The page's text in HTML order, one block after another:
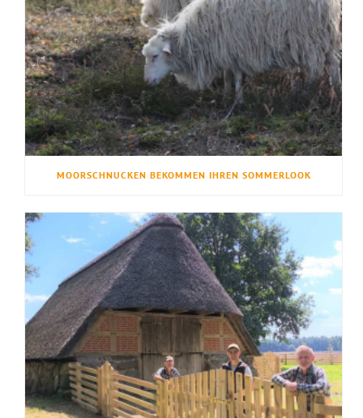
MOORSCHNUCKEN BEKOMMEN IHREN SOMMERLOOK